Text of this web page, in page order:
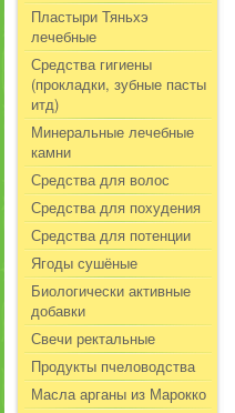
Пластыри Тяньхэ
лечебные
Средства гигиены
(прокладки, зубные пасты
итд)
Минеральные лечебные
камни
Средства для волос
Средства для похудения
Средства для потенции
Ягоды сушёные
Биологически активные
добавки
Свечи ректальные
Продукты пчеловодства
Масла арганы из Марокко